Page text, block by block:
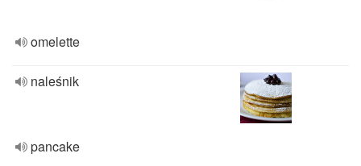
omelette
naleśnik
pancake